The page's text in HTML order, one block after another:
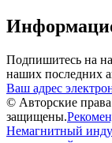
Подпишитесь на
наших последних
Ваш адрес
© Авторские
защищены.
Немагнитный